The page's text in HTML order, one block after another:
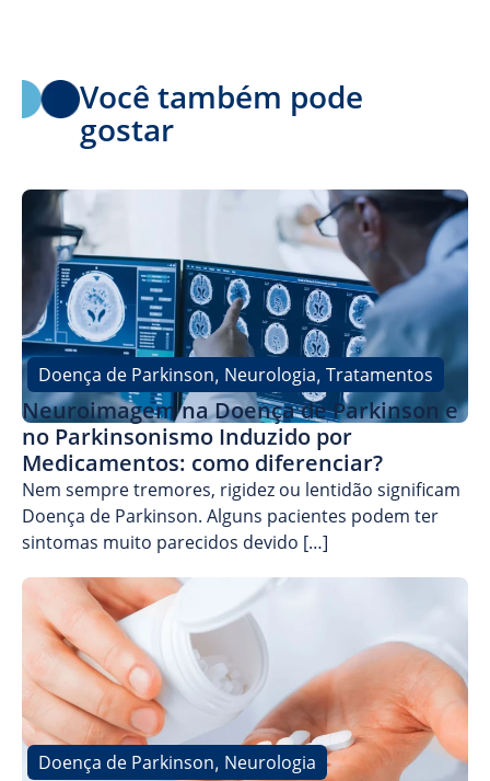
Você também pode
gostar
Doença de Parkinson, Neurologia, Tratamentos
Neuroimagem na Doença de Parkinson e
no Parkinsonismo Induzido por
Medicamentos: como diferenciar?
Nem sempre tremores, rigidez ou lentidão significam
Doença de Parkinson. Alguns pacientes podem ter
sintomas muito parecidos devido […]
Doença de Parkinson, Neurologia